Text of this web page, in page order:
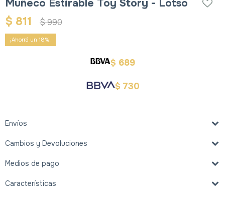
Muñeco Estirable Toy Story - Lotso
$ 811 $990
18
$ 689
$ 730
Envíos
Cambios y Devoluciones
Medios de pago
Características